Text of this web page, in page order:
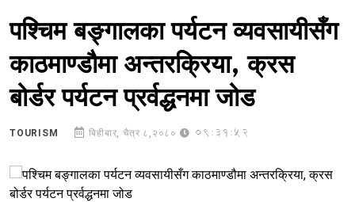
पश्चिम बङ्गालका पर्यटन व्यवसायीसँग
काठमाण्डौमा अन्तरक्रिया, क्रस
बोर्डर पर्यटन प्रर्वद्धनमा जोड
TOURISM बिहीबार, चैत्र ८,२०८० 09:31:52